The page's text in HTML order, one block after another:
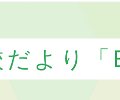
だより